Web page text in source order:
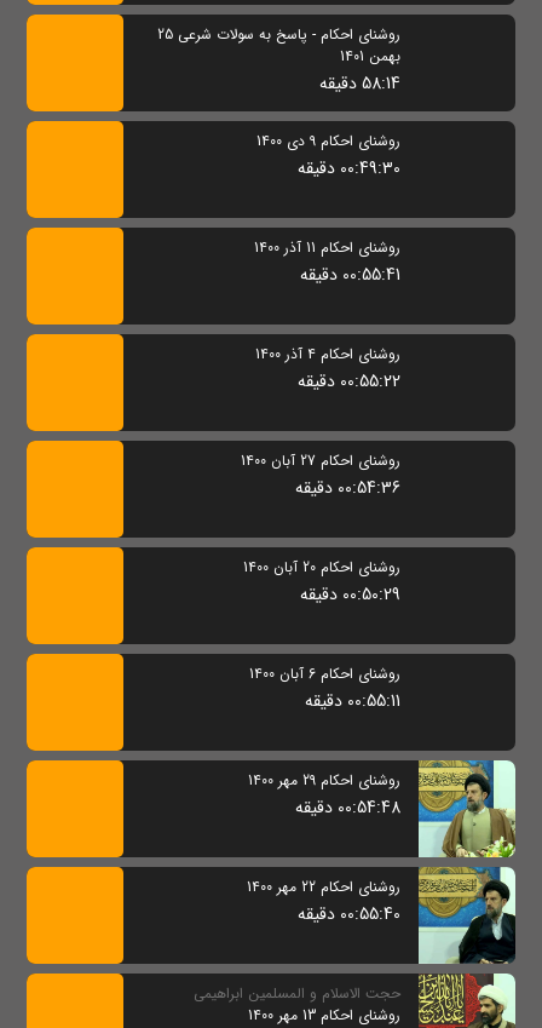
روشنای احکام - پاسخ به سولات شرعی 25
بهمن 1401
58:14 دقیقه
روشنای احکام 9 دی 1400
00:49:30 دقیقه
روشنای احکام 11 آذر 1400
00:55:41 دقیقه
روشنای احکام 4 آذر 1400
00:55:22 دقیقه
روشنای احکام 27 آبان 1400
00:54:36 دقیقه
روشنای احکام 20 آبان 1400
00:50:29 دقیقه
روشنای احکام 6 آبان 1400
00:55:11 دقیقه
روشنای احکام 29 مهر 1400
00:54:48 دقیقه
روشنای احکام 22 مهر 1400
00:55:40 دقیقه
حجت الاسلام و المسلمین ابراهیمی
روشنای احکام 13 مهر 1400